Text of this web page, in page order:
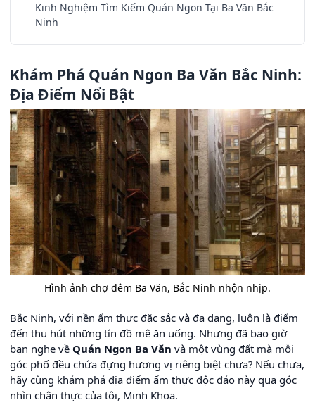
Kinh Nghiệm Tìm Kiếm Quán Ngon Tại Ba Văn Bắc
Ninh
Khám Phá Quán Ngon Ba Văn Bắc Ninh:
Địa Điểm Nổi Bật
Hình ảnh chợ đêm Ba Văn, Bắc Ninh nhộn nhịp.
Bắc Ninh, với nền ẩm thực đặc sắc và đa dạng, luôn là điểm
đến thu hút những tín đồ mê ăn uống. Nhưng đã bao giờ
bạn nghe về Quán Ngon Ba Văn và một vùng đất mà mỗi
góc phố đều chứa đựng hương vị riêng biệt chưa? Nếu chưa,
hãy cùng khám phá địa điểm ẩm thực độc đáo này qua góc
nhìn chân thực của tôi, Minh Khoa.